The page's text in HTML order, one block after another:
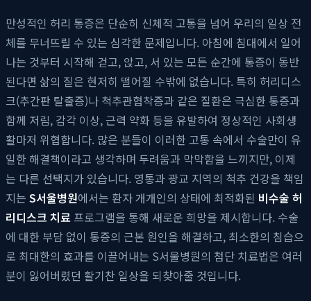
만성적인 허리 통증은 단순히 신체적 고통을 넘어 우리의 일상 전
체를 무너뜨릴 수 있는 심각한 문제입니다. 아침에 침대에서 일어
나는 것부터 시작해 걷고, 앉고, 서 있는 모든 순간에 통증이 동반
된다면 삶의 질은 현저히 떨어질 수밖에 없습니다. 특히 허리디스
크(추간판 탈출증)나 척추관협착증과 같은 질환은 극심한 통증과
함께 저림, 감각 이상, 근력 약화 등을 유발하여 정상적인 사회생
활마저 위협합니다. 많은 분들이 이러한 고통 속에서 수술만이 유
일한 해결책이라고 생각하며 두려움과 막막함을 느끼지만, 이제
는 다른 선택지가 있습니다. 영통과 광교 지역의 척추 건강을 책임
지는 S서울병원에서는 환자 개개인의 상태에 최적화된 비수술 허
리디스크 치료 프로그램을 통해 새로운 희망을 제시합니다. 수술
에 대한 부담 없이 통증의 근본 원인을 해결하고, 최소한의 침습으
로 최대한의 효과를 이끌어내는 S서울병원의 첨단 치료법은 여러
분이 잃어버렸던 활기찬 일상을 되찾아줄 것입니다.